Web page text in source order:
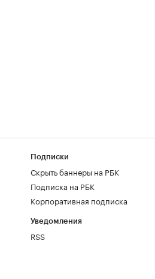
Подписки
Скрыть баннеры на РБК
Подписка на РБК
Корпоративная подписка
Уведомления
RSS